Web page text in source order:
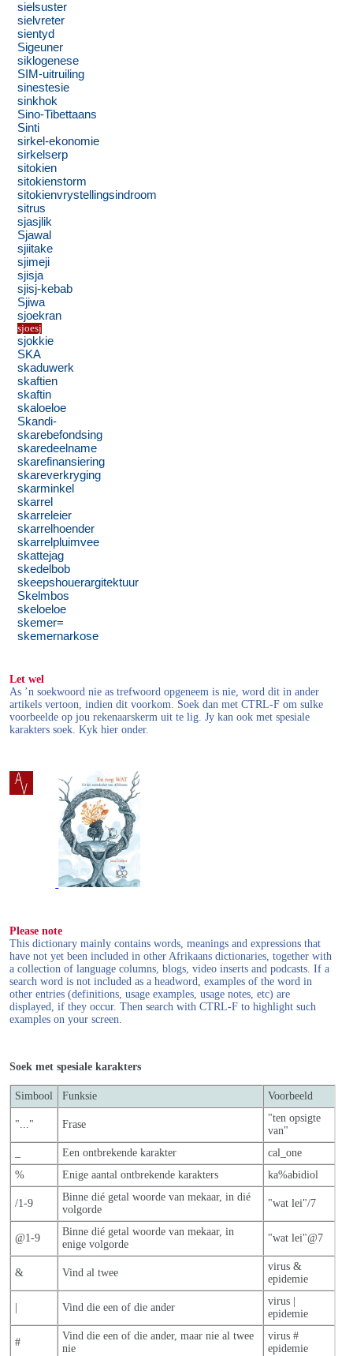
sielsuster
sielvreter
sientyd
Sigeuner
siklogenese
SIM-uitruiling
sinestesie
sinkhok
Sino-Tibettaans
Sinti
sirkel-ekonomie
sirkelserp
sitokien
sitokienstorm
sitokienvrystellingsindroom
sitrus
sjasjlik
Sjawal
sjiitake
sjimeji
sjisja
sjisj-kebab
Sjiwa
sjoekran
sjoesj
sjokkie
SKA
skaduwerk
skaftien
skaftin
skaloeloe
Skandi-
skarebefondsing
skaredeelname
skarefinansiering
skareverkryging
skarminkel
skarrel
skarreleier
skarrelhoender
skarrelpluimvee
skattejag
skedelbob
skeepshouerargitektuur
Skelmbos
skeloeloe
skemer=
skemernarkose
Let wel
As ’n soekwoord nie as trefwoord opgeneem is nie, word dit in ander
artikels vertoon, indien dit voorkom. Soek dan met CTRL-F om sulke
voorbeelde op jou rekenaarskerm uit te lig. Jy kan ook met spesiale
karakters soek. Kyk hier onder.
Please note
This dictionary mainly contains words, meanings and expressions that
have not yet been included in other Afrikaans dictionaries, together with
a collection of language columns, blogs, video inserts and podcasts. If a
search word is not included as a headword, examples of the word in
other entries (definitions, usage examples, usage notes, etc) are
displayed, if they occur. Then search with CTRL-F to highlight such
examples on your screen.
Soek met spesiale karakters
Simbool Funksie Voorbeeld
"..." Frase
"ten opsigte
van"
Een ontbrekende karakter
cal_one
%
Enige aantal ontbrekende karakters ka%abidiol
/1-9
Binne dié getal woorde van mekaar, in dié
volgorde
"wat lei"/7
@1-9
Binne dié getal woorde van mekaar, in
enige volgorde
"wat lei"@7
& Vind al twee
virus &
epidemie
Vind die een of die ander
virus |
epidemie
#
Vind die een of die ander, maar nie al twee
nie
virus #
epidemie